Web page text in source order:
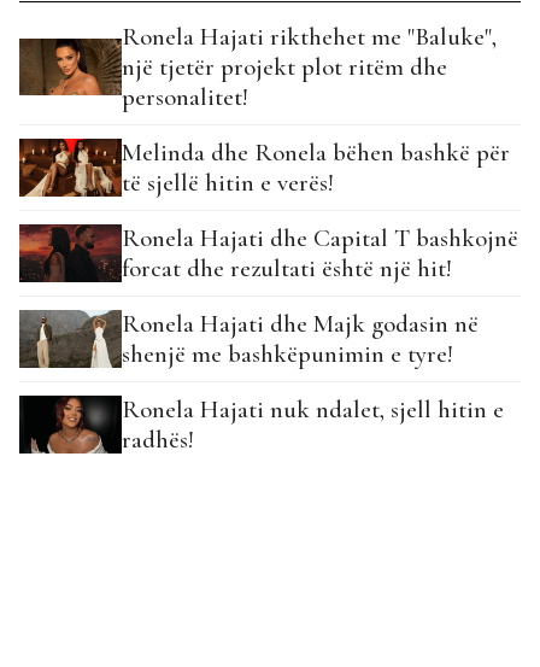
Ronela Hajati rikthehet me "Baluke",
një tjetër projekt plot ritëm dhe
personalitet!
Melinda dhe Ronela bëhen bashkë për
të sjellë hitin e verës!
Ronela Hajati dhe Capital T bashkojnë
forcat dhe rezultati është një hit!
Ronela Hajati dhe Majk godasin në
shenjë me bashkëpunimin e tyre!
Ronela Hajati nuk ndalet, sjell hitin e
radhës!